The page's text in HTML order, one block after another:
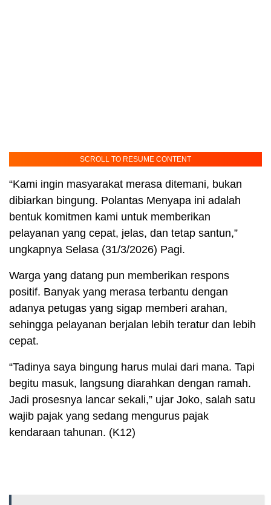
SCROLL TO RESUME CONTENT
“Kami ingin masyarakat merasa ditemani, bukan
dibiarkan bingung. Polantas Menyapa ini adalah
bentuk komitmen kami untuk memberikan
pelayanan yang cepat, jelas, dan tetap santun,”
ungkapnya Selasa (31/3/2026) Pagi.
Warga yang datang pun memberikan respons
positif. Banyak yang merasa terbantu dengan
adanya petugas yang sigap memberi arahan,
sehingga pelayanan berjalan lebih teratur dan lebih
cepat.
“Tadinya saya bingung harus mulai dari mana. Tapi
begitu masuk, langsung diarahkan dengan ramah.
Jadi prosesnya lancar sekali,” ujar Joko, salah satu
wajib pajak yang sedang mengurus pajak
kendaraan tahunan. (K12)